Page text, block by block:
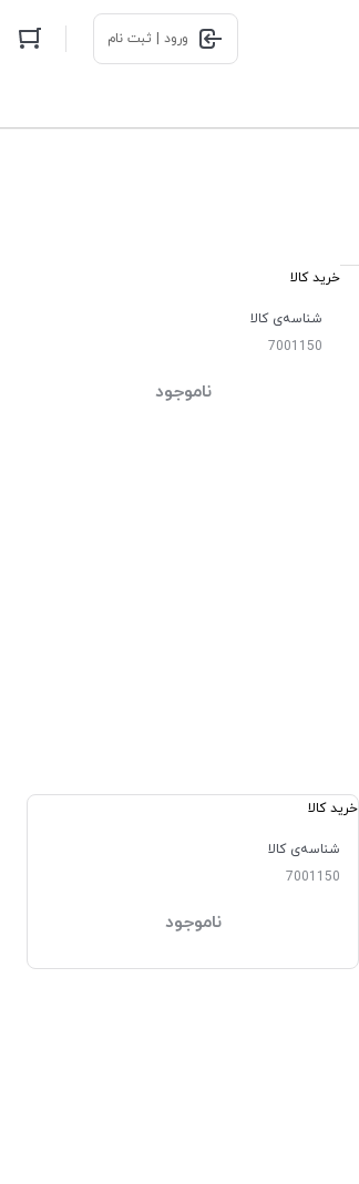
ورود | ثبت نام
خرید کالا
شناسه‌ی کالا
7001150
ناموجود
خرید کالا
شناسه‌ی کالا
7001150
ناموجود